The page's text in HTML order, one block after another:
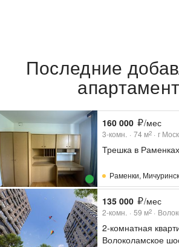
Последние
160 000 /мес
3-комн. 74 м2 г
Трешка в Раменках
Раменки,
135 000 /мес
2-комн. 59 м2
2-комнатная
Волоколамское